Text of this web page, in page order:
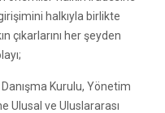
halkıyla birlikte
çıkarlarını her şeyden
Kurulu, Yönetim
Ulusal ve Uluslararası